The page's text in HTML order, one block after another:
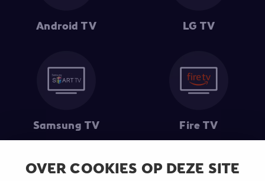
OVER COOKIES OP DEZE SITE
Android TV LG TV
Samsung TV Fire TV